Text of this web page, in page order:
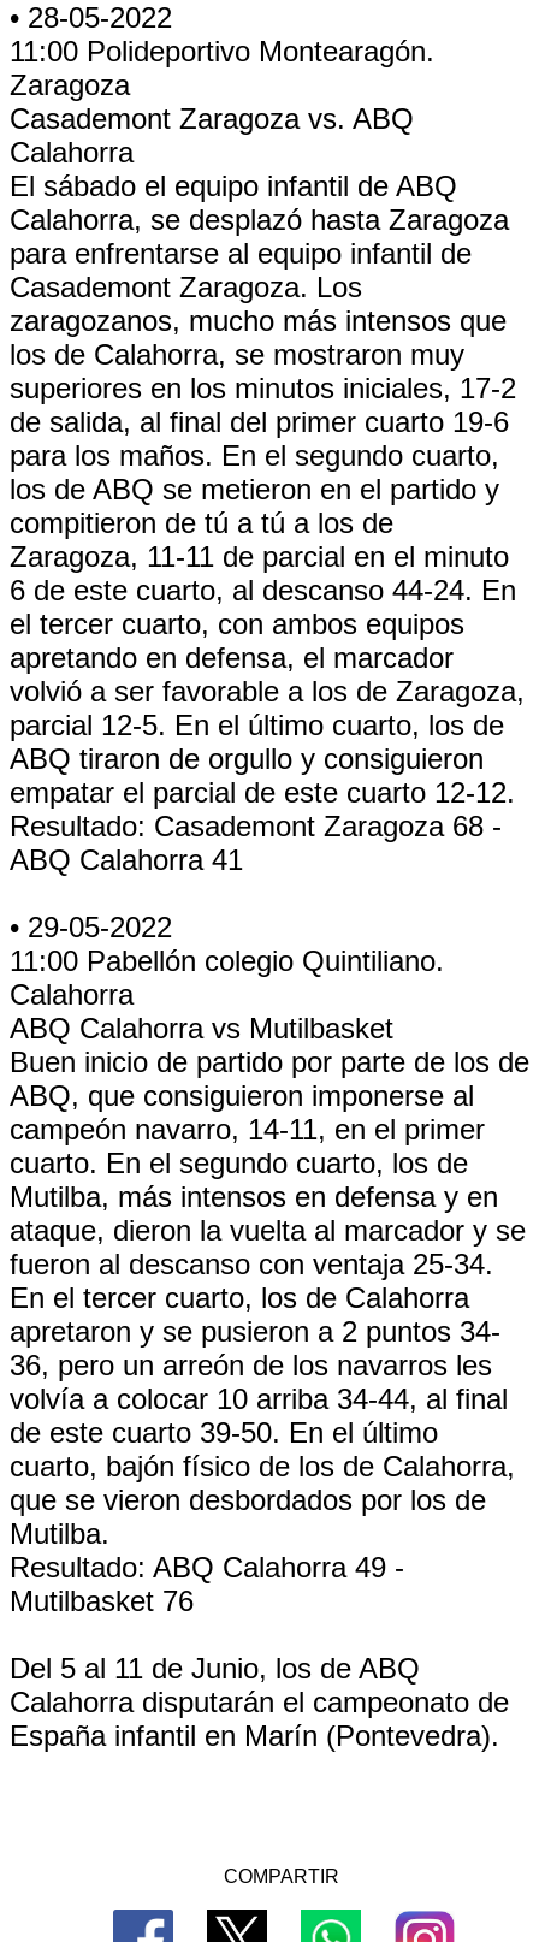
• 28-05-2022
11:00 Polideportivo Montearagón.
Zaragoza
Casademont Zaragoza vs. ABQ
Calahorra
El sábado el equipo infantil de ABQ
Calahorra, se desplazó hasta Zaragoza
para enfrentarse al equipo infantil de
Casademont Zaragoza. Los
zaragozanos, mucho más intensos que
los de Calahorra, se mostraron muy
superiores en los minutos iniciales, 17-2
de salida, al final del primer cuarto 19-6
para los maños. En el segundo cuarto,
los de ABQ se metieron en el partido y
compitieron de tú a tú a los de
Zaragoza, 11-11 de parcial en el minuto
6 de este cuarto, al descanso 44-24. En
el tercer cuarto, con ambos equipos
apretando en defensa, el marcador
volvió a ser favorable a los de Zaragoza,
parcial 12-5. En el último cuarto, los de
ABQ tiraron de orgullo y consiguieron
empatar el parcial de este cuarto 12-12.
Resultado: Casademont Zaragoza 68 -
ABQ Calahorra 41
• 29-05-2022
11:00 Pabellón colegio Quintiliano.
Calahorra
ABQ Calahorra vs Mutilbasket
Buen inicio de partido por parte de los de
ABQ, que consiguieron imponerse al
campeón navarro, 14-11, en el primer
cuarto. En el segundo cuarto, los de
Mutilba, más intensos en defensa y en
ataque, dieron la vuelta al marcador y se
fueron al descanso con ventaja 25-34.
En el tercer cuarto, los de Calahorra
apretaron y se pusieron a 2 puntos 34-
36, pero un arreón de los navarros les
volvía a colocar 10 arriba 34-44, al final
de este cuarto 39-50. En el último
cuarto, bajón físico de los de Calahorra,
que se vieron desbordados por los de
Mutilba.
Resultado: ABQ Calahorra 49 -
Mutilbasket 76
Del 5 al 11 de Junio, los de ABQ
Calahorra disputarán el campeonato de
España infantil en Marín (Pontevedra).
COMPARTIR